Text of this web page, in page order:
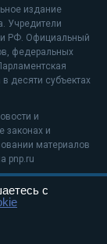
издание
Учредители
РФ. Официальный
федеральных
в десяти субъектах
и
законах и
материалов
pnp.ru
с